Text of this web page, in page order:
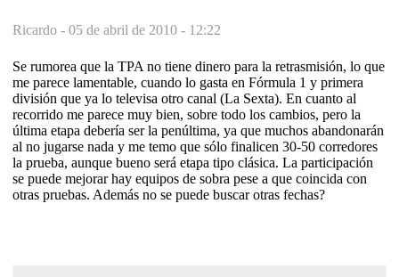
Ricardo - 05 de abril de 2010 - 12:22
Se rumorea que la TPA no tiene dinero para la retrasmisión, lo que
me parece lamentable, cuando lo gasta en Fórmula 1 y primera
división que ya lo televisa otro canal (La Sexta). En cuanto al
recorrido me parece muy bien, sobre todo los cambios, pero la
última etapa debería ser la penúltima, ya que muchos abandonarán
al no jugarse nada y me temo que sólo finalicen 30-50 corredores
la prueba, aunque bueno será etapa tipo clásica. La participación
se puede mejorar hay equipos de sobra pese a que coincida con
otras pruebas. Además no se puede buscar otras fechas?